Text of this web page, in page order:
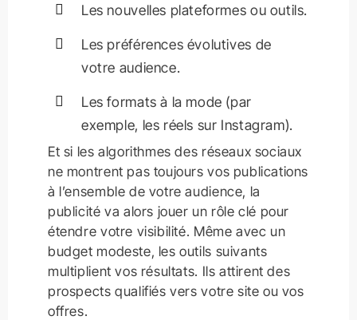
Les nouvelles plateformes ou outils.
Les préférences évolutives de
votre audience.
Les formats à la mode (par
exemple, les réels sur Instagram).
Et si les algorithmes des réseaux sociaux
ne montrent pas toujours vos publications
à l’ensemble de votre audience, la
publicité va alors jouer un rôle clé pour
étendre votre visibilité. Même avec un
budget modeste, les outils suivants
multiplient vos résultats. Ils attirent des
prospects qualifiés vers votre site ou vos
offres.